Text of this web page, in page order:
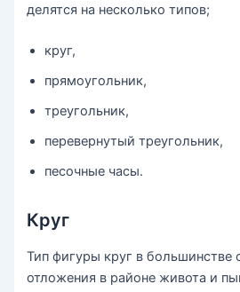
делятся на несколько типов;
круг,
прямоугольник,
треугольник,
перевернутый треугольник,
песочные часы.
Круг
Тип фигуры круг в большинстве
отложения в районе живота и